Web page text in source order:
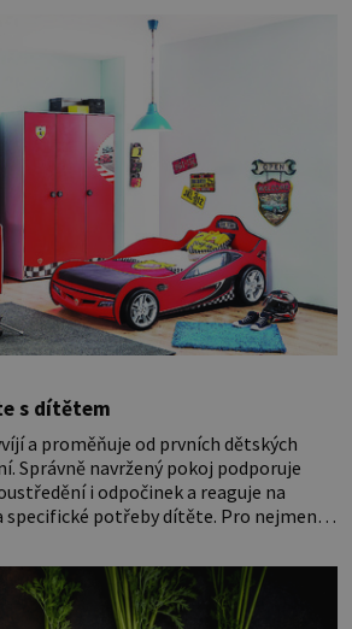
s dítětem
a proměňuje od prvních dětských
Správně navržený pokoj podporuje
i odpočinek a reaguje na
specifické potřeby dítěte. Pro nejmenší
klidně a útulně. Předškolní